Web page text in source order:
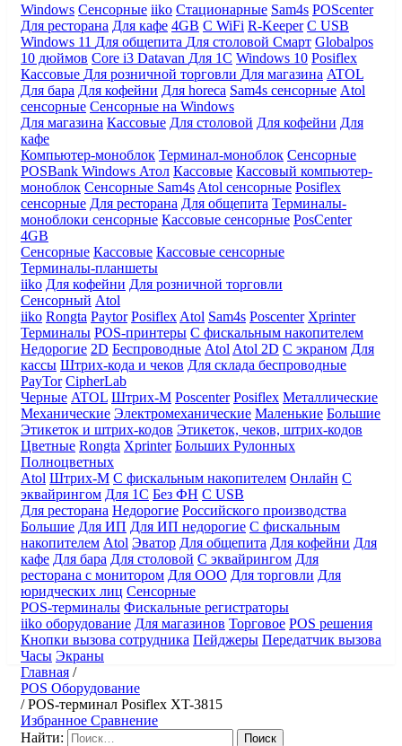
Windows Сенсорные iiko Стационарные Sam4s POScenter
Для ресторана Для кафе 4GB С WiFi R-Keeper С USB
Windows 11 Для общепита Для столовой Смарт Globalpos
10 дюймов Core i3 Datavan Для 1С Windows 10 Posiflex
Кассовые Для розничной торговли Для магазина ATOL
Для бара Для кофейни Для horeca Sam4s сенсорные Atol
сенсорные Сенсорные на Windows
Для магазина Кассовые Для столовой Для кофейни Для
кафе
Компьютер-моноблок Терминал-моноблок Сенсорные
POSBank Windows Атол Кассовые Кассовый компьютер-
моноблок Сенсорные Sam4s Atol сенсорные Posiflex
сенсорные Для ресторана Для общепита Терминалы-
моноблоки сенсорные Кассовые сенсорные PosCenter
4GB
Сенсорные Кассовые Кассовые сенсорные
Терминалы-планшеты
iiko Для кофейни Для розничной торговли
Сенсорный Atol
iiko Rongta Paytor Posiflex Atol Sam4s Poscenter Xprinter
Терминалы POS-принтеры С фискальным накопителем
Недорогие 2D Беспроводные Atol Atol 2D С экраном Для
кассы Штрих-кода и чеков Для склада беспроводные
PayTor CipherLab
Черные ATOL Штрих-М Poscenter Posiflex Металлические
Механические Электромеханические Маленькие Большие
Этикеток и штрих-кодов Этикеток, чеков, штрих-кодов
Цветные Rongta Xprinter Больших Рулонных
Полноцветных
Atol Штрих-М С фискальным накопителем Онлайн С
эквайрингом Для 1С Без ФН С USB
Для ресторана Недорогие Российского производства
Большие Для ИП Для ИП недорогие С фискальным
накопителем Atol Эватор Для общепита Для кофейни Для
кафе Для бара Для столовой С эквайрингом Для
ресторана с монитором Для ООО Для торговли Для
юридческих лиц Сенсорные
POS-терминалы Фискальные регистраторы
iiko оборудование Для магазинов Торговое POS решения
Кнопки вызова сотрудника Пейджеры Передатчик вызова
Часы Экраны
Главная /
POS Оборудование
/POS-терминал Posiflex XT-3815
Избранное Сравнение
Найти: